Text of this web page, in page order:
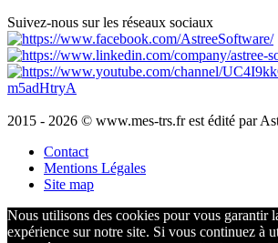
Suivez-nous sur les réseaux sociaux
2015 - 2026 © www.mes-trs.fr est édité par
Contact
Mentions Légales
Site map
Nous utilisons des cookies pour vous garantir
expérience sur notre site. Si vous continuez à